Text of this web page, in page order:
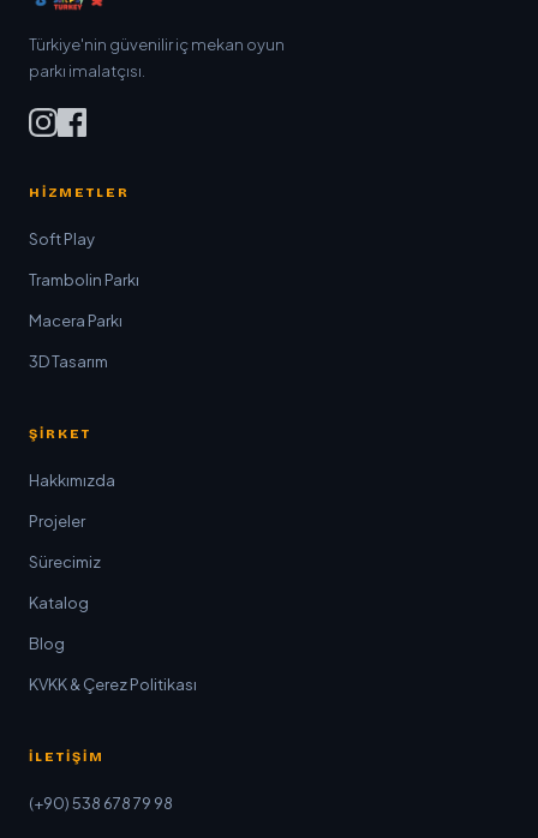
Türkiye'nin güvenilir iç mekan oyun
parkı imalatçısı.
HIZMETLER
Soft Play
Trambolin Parkı
Macera Parkı
3D Tasarım
ŞIRKET
Hakkımızda
Projeler
Sürecimiz
Katalog
Blog
KVKK & Çerez Politikası
İLETIŞIM
(+90) 538 678 79 98